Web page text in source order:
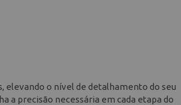
elevando o nível de detalhamento do seu
a precisão necessária em cada etapa do